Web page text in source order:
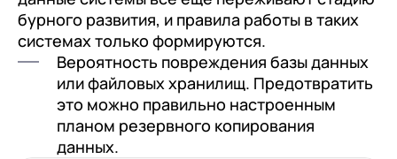
бурного развития, и правила работы в таких
системах только формируются.
Вероятность повреждения базы данных
или файловых хранилищ. Предотвратить
это можно правильно настроенным
планом резервного копирования
данных.